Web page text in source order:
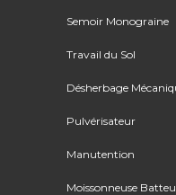
Semoir Monograine
Travail du Sol
Désherbage
Pulvérisateur
Manutention
Moissonneuse